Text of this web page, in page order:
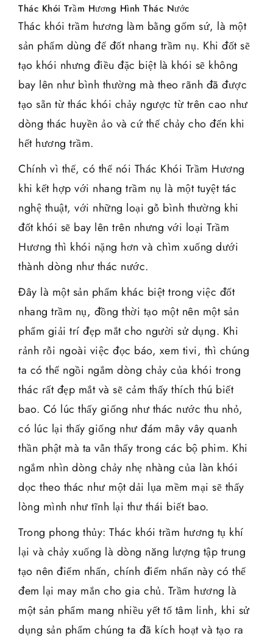
Thác Khói Trầm Hương Hình Thác Nước
Thác khói trầm hương làm bằng gốm sứ, là một
sản phẩm dùng để đốt nhang trầm nụ. Khi đốt sẽ
tạo khói nhưng điều đặc biệt là khói sẽ không
bay lên như bình thường mà theo rãnh đã được
tạo sẵn từ thác khói chảy ngược từ trên cao như
dòng thác huyền ảo và cứ thế chảy cho đến khi
hết hương trầm.
Chính vì thế, có thể nói Thác Khói Trầm Hương
khi kết hợp với nhang trầm nụ là một tuyệt tác
nghệ thuật, với những loại gỗ bình thường khi
đốt khói sẽ bay lên trên nhưng với loại Trầm
Hương thì khói nặng hơn và chìm xuống dưới
thành dòng như thác nước.
Đây là một sản phẩm khác biệt trong việc đốt
nhang trầm nụ, đồng thời tạo một nên một sản
phẩm giải trí đẹp mắt cho người sử dụng. Khi
rảnh rỗi ngoài việc đọc báo, xem tivi, thì chúng
ta có thể ngồi ngắm dòng chảy của khói trong
thác rất đẹp mắt và sẽ cảm thấy thích thú biết
bao. Có lúc thấy giống như thác nước thu nhỏ,
có lúc lại thấy giống như đám mây vây quanh
thần phật mà ta vẫn thấy trong các bộ phim. Khi
ngắm nhìn dòng chảy nhẹ nhàng của làn khói
dọc theo thác như một dải lụa mềm mại sẽ thấy
lòng mình như tĩnh lại thư thái biết bao.
Trong phong thủy: Thác khói trầm hương tụ khí
lại và chảy xuống là dòng năng lượng tập trung
tạo nên điểm nhấn, chính điểm nhấn này có thể
đem lại may mắn cho gia chủ. Trầm hương là
một sản phẩm mang nhiều yết tố tâm linh, khi sử
dụng sản phẩm chúng ta đã kích hoạt và tạo ra